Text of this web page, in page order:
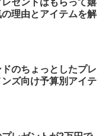
ゼントはもらって嬉
の理由とアイテムを解
のちょっとしたプレ
ズ向け予算別アイテ